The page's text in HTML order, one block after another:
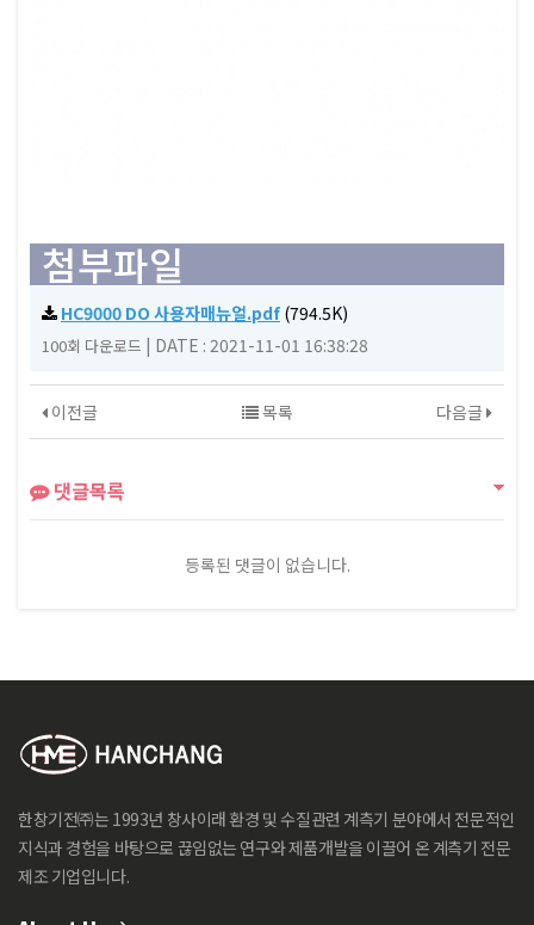
첨부파일
HC9000 DO 사용자매뉴얼.pdf (794.5K)
100회 다운로드 | DATE : 2021-11-01 16:38:28
이전글 다음글
목록
댓글목록
등록된 댓글이 없습니다.
한창기전㈜는 1993년 창사이래 환경 및 수질관련 계측기 분야에서 전문적인
지식과 경험을 바탕으로 끊임없는 연구와 제품개발을 이끌어 온 계측기 전문
제조 기업입니다.